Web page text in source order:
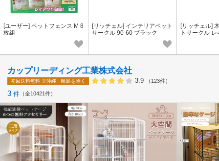
[ユーザー] ペットフェンス M 8
枚組
[リッチェル] インテリアペット
サークル 90-60 ブラック
[リッチェル]
トサークル
カップリーディング工業株式会社
初回送料無料 ※沖縄・離島を除く 3.9 （123件）
3 件 全10421件